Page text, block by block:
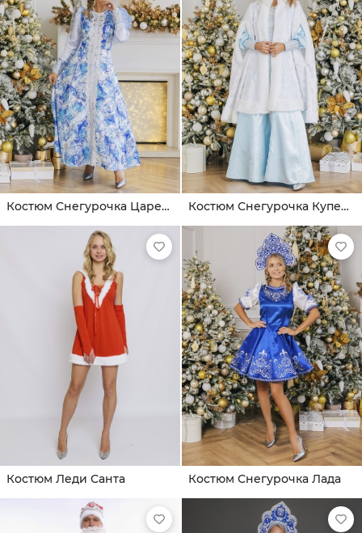
Костюм Снегурочка Царевна Костюм Снегурочка Купеческая
Костюм Леди Санта Костюм Снегурочка Лада